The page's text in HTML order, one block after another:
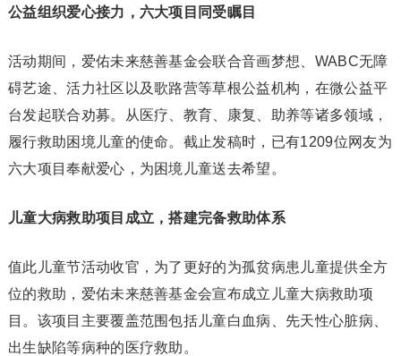
公益组织爱心接力，六大项目同受瞩目
活动期间，爱佑未来慈善基金会联合音画梦想、WABC无障
碍艺途、活力社区以及歌路营等草根公益机构，在微公益平
台发起联合劝募。从医疗、教育、康复、助养等诸多领域，
履行救助困境儿童的使命。截止发稿时，已有1209位网友为
六大项目奉献爱心，为困境儿童送去希望。
儿童大病救助项目成立，搭建完备救助体系
值此儿童节活动收官，为了更好的为孤贫病患儿童提供全方
位的救助，爱佑未来慈善基金会宣布成立儿童大病救助项
目。该项目主要覆盖范围包括儿童白血病、先天性心脏病、
出生缺陷等病种的医疗救助。